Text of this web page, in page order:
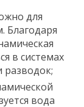
для
Благодаря
в системах
разводок;
вода